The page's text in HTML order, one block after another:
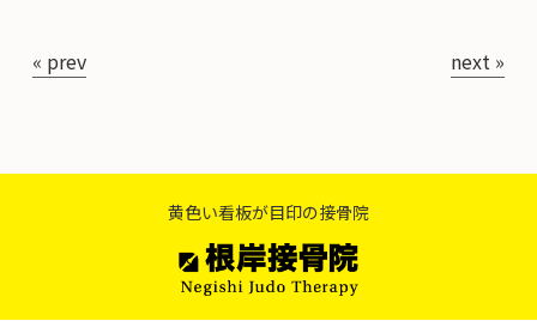
« prev next »
黄色い看板が目印の接骨院